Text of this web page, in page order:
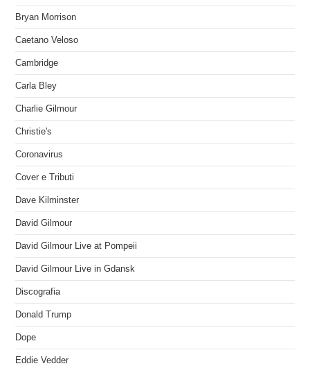
Bryan Morrison
Caetano Veloso
Cambridge
Carla Bley
Charlie Gilmour
Christie's
Coronavirus
Cover e Tributi
Dave Kilminster
David Gilmour
David Gilmour Live at Pompeii
David Gilmour Live in Gdansk
Discografia
Donald Trump
Dope
Eddie Vedder